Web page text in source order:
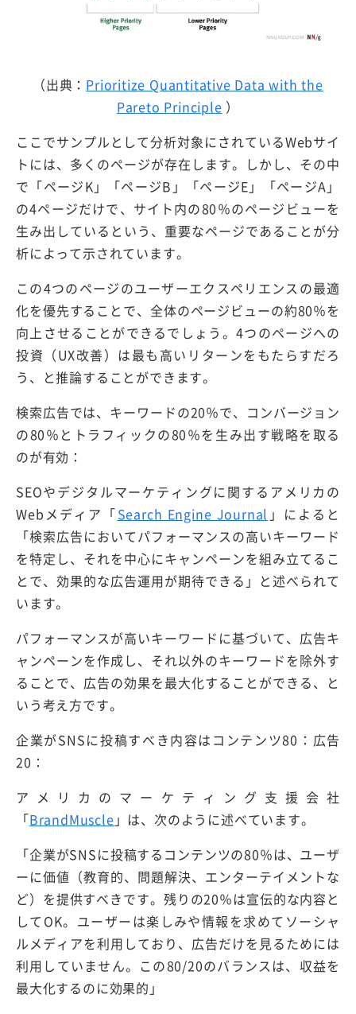
（出典： Prioritize Quantitative Data with the
Pareto Principle ）
ここでサンプルとして分析対象にされているWebサイ
トには、多くのページが存在します。しかし、その中
で「ページK」「ページB」「ページE」「ページA」
の4ページだけで、サイト内の80％のページビューを
生み出しているという、重要なページであることが分
析によって示されています。
この4つのページのユーザーエクスペリエンスの最適
化を優先することで、全体のページビューの約80％を
向上させることができるでしょう。4つのページへの
投資（UX改善）は最も高いリターンをもたらすだろ
う、と推論することができます。
検索広告では、キーワードの20％で、コンバージョン
の80％とトラフィックの80％を生み出す戦略を取る
のが有効：
SEOやデジタルマーケティングに関するアメリカの
Webメディア「Search Engine Journal 」によると
「検索広告においてパフォーマンスの高いキーワード
を特定し、それを中心にキャンペーンを組み立てるこ
とで、効果的な広告運用が期待できる」と述べられて
います。
パフォーマンスが高いキーワードに基づいて、広告キ
ャンペーンを作成し、それ以外のキーワードを除外す
ることで、広告の効果を最大化することができる、と
いう考え方です。
企業がSNSに投稿すべき内容はコンテンツ80：広告
20：
アメリカのマーケティング支援会社
「BrandMuscle 」は、次のように述べています。
「企業がSNSに投稿するコンテンツの80％は、ユーザ
ーに価値（教育的、問題解決、エンターテイメントな
ど）を提供すべきです。残りの20％は宣伝的な内容と
してOK。ユーザーは楽しみや情報を求めてソーシャ
ルメディアを利用しており、広告だけを見るためには
利用していません。この80/20のバランスは、収益を
最大化するのに効果的」